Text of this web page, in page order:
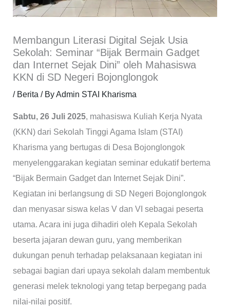
Membangun Literasi Digital Sejak Usia
Sekolah: Seminar “Bijak Bermain Gadget
dan Internet Sejak Dini” oleh Mahasiswa
KKN di SD Negeri Bojonglongok
/ Berita / ByAdmin STAI Kharisma
Sabtu, 26 Juli 2025, mahasiswa Kuliah Kerja Nyata
(KKN) dari Sekolah Tinggi Agama Islam (STAI)
Kharisma yang bertugas di Desa Bojonglongok
menyelenggarakan kegiatan seminar edukatif bertema
“Bijak Bermain Gadget dan Internet Sejak Dini”.
Kegiatan ini berlangsung di SD Negeri Bojonglongok
dan menyasar siswa kelas V dan VI sebagai peserta
utama. Acara ini juga dihadiri oleh Kepala Sekolah
beserta jajaran dewan guru, yang memberikan
dukungan penuh terhadap pelaksanaan kegiatan ini
sebagai bagian dari upaya sekolah dalam membentuk
generasi melek teknologi yang tetap berpegang pada
nilai-nilai positif.